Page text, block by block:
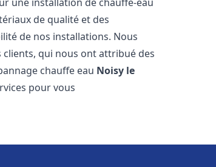
de qualité et des
de nos installations. Nous
qui nous ont attribué des
chauffe eau Noisy le
pour vous